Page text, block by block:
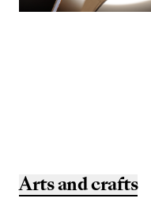
Arts and crafts